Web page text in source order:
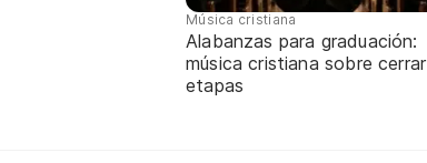
Música cristiana
Alabanzas para graduación:
música cristiana sobre cerrar
etapas